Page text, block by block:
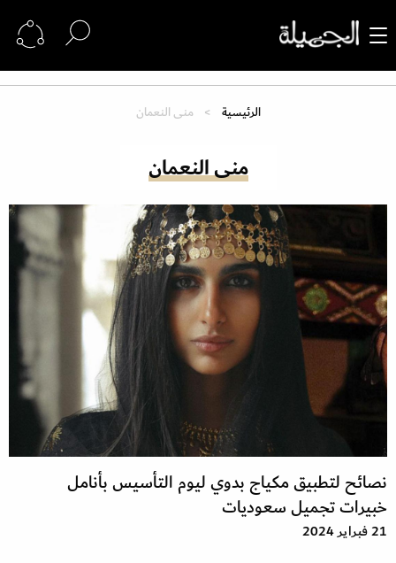
الرئيسية منى النعمان
منى النعمان
نصائح لتطبيق مكياج بدوي ليوم التأسيس بأنامل
خبيرات تجميل سعوديات
21 فبراير 2024